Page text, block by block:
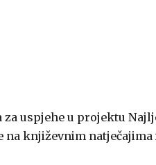
za uspjehe u projektu
na književnim